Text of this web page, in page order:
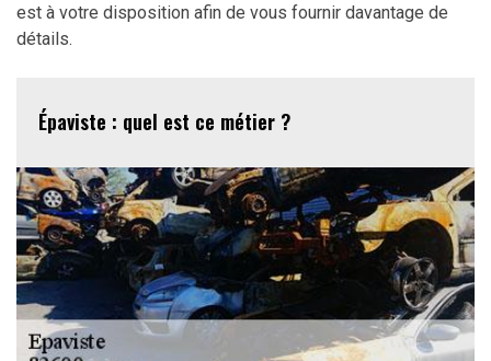
est à votre disposition afin de vous fournir davantage de
détails.
Épaviste : quel est ce métier ?